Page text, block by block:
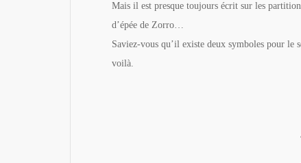
Mais il est presque toujours écrit sur les
d’épée de Zorro…
Saviez-vous qu’il existe deux symboles pour
voilà.